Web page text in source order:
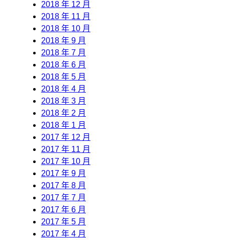
2018 年 12 月
2018 年 11 月
2018 年 10 月
2018 年 9 月
2018 年 7 月
2018 年 6 月
2018 年 5 月
2018 年 4 月
2018 年 3 月
2018 年 2 月
2018 年 1 月
2017 年 12 月
2017 年 11 月
2017 年 10 月
2017 年 9 月
2017 年 8 月
2017 年 7 月
2017 年 6 月
2017 年 5 月
2017 年 4 月